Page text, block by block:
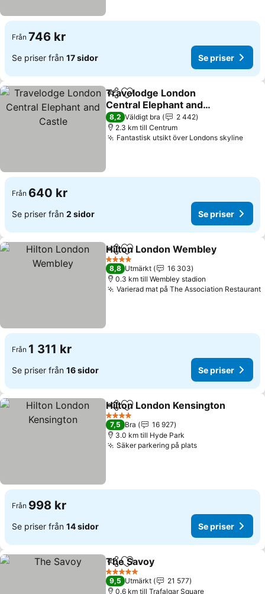
Från 746 kr
Se priser från 17 sidor Se priser
Dela Lägg till i Mina Favoriter
Travelodge London
Central Elephant and
Castle
Se priser
8,2 Väldigt bra
2 442
2.3 km till Centrum
Fantastisk utsikt över Londons skylineSe
Från 640 kr
Se priser från 2 sidor Se priser
Dela Lägg till i Mina Favoriter
Hilton London Wembley
4 Stjärnor
8,8 Utmärkt
16 303
0.3 km till Wembley stadion
Varierad mat på The Association Restaurant
Från 1 311 kr
Se priser från 16 sidor Se priser
Dela Lägg till i Mina Favoriter
Hilton London Kensington
4 Stjärnor
7,5 Bra
16 927
3.0 km till Hyde Park
Säker parkering på platsSe priser
Från 998 kr
Se priser från 14 sidor Se priser
Dela Lägg till i Mina Favoriter
The Savoy
5 Stjärnor
9,5 Utmärkt
21 577
0.6 km till Trafalgar Square